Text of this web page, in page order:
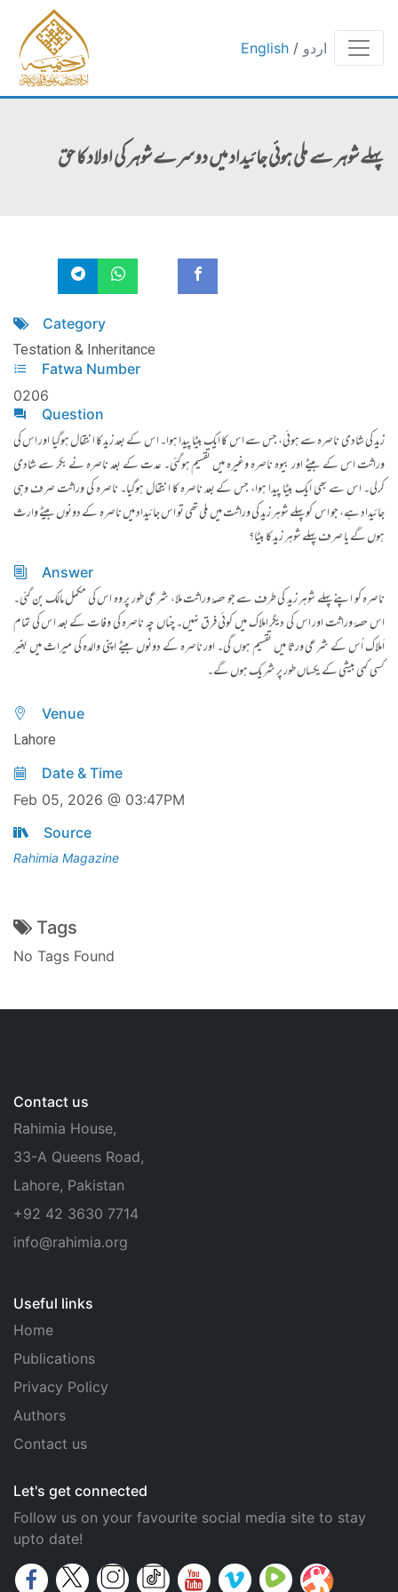
English / اردو
پہلے شوہر سے ملی ہوئی جائیداد میں دوسرے شوہر کی اولاد کا حق
Category
Testation & Inheritance
Fatwa Number
0206
Question
زید کی شادی ناصرہ سے ہوئی، جس سے اس کا ایک بیٹا پیدا ہوا۔ اس کے بعد زید کا انتقال ہوگیا اور اس کی
وراثت اس کے بیٹے اور بیوہ ناصرہ وغیرہ میں تقسیم ہوگئی۔ عدت کے بعد ناصرہ نے بکر سے شادی
کرلی۔ اس سے بھی ایک بیٹا پیدا ہوا، جس کے بعد ناصرہ کا انتقال ہوگیا۔ ناصرہ کی وراثت صرف وہی
جائیداد ہے، جو اس کو پہلے شوہر زید کی وراثت میں ملی تھی تو اس جائیداد میں ناصرہ کے دونوں بیٹے وارث
ہوں گے یا صرف پہلے شوہر زید کا بیٹا؟
Answer
ناصرہ کو اپنے پہلے شوہر زید کی طرف سے جو حصۂ وراثت ملا، شرعی طور پر وہ اس کی مکمل مالک بن گئی۔
اس حصۂ وراثت اور اس کی دیگر املاک میں کوئی فرق نہیں۔ چناں چہ ناصرہ کی وفات کے بعد اس کی تمام
اَملاک اُس کے شرعی ورثا میں تقسیم ہوں گی۔ اور ناصرہ کے دونوں بیٹے اپنی والدہ کی میراث میں بغیر
کسی کمی بیشی کے یکساں طور پر شریک ہوں گے۔
Venue
Lahore
Date & Time
Feb 05, 2026 @ 03:47PM
Source
Rahimia Magazine
Tags
No Tags Found
Contact us
Rahimia House,
33-A Queens Road,
Lahore, Pakistan
+92 42 3630 7714
info@rahimia.org
Useful links
Home
Publications
Privacy Policy
Authors
Contact us
Let's get connected
Follow us on your favourite social media site to stay
upto date!